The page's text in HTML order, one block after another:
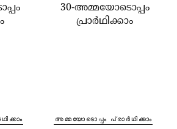
30-അമ്മയോടൊപ്പം
പ്രാർഥിക്കാം
⁠അമ്മയോടൊപ്പം പ്രാർഥിക്കാം